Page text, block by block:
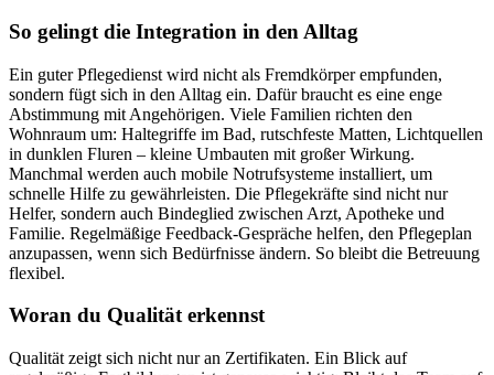
So gelingt die Integration in den Alltag
Ein guter Pflegedienst wird nicht als Fremdkörper empfunden,
sondern fügt sich in den Alltag ein. Dafür braucht es eine enge
Abstimmung mit Angehörigen. Viele Familien richten den
Wohnraum um: Haltegriffe im Bad, rutschfeste Matten, Lichtquellen
in dunklen Fluren – kleine Umbauten mit großer Wirkung.
Manchmal werden auch mobile Notrufsysteme installiert, um
schnelle Hilfe zu gewährleisten. Die Pflegekräfte sind nicht nur
Helfer, sondern auch Bindeglied zwischen Arzt, Apotheke und
Familie. Regelmäßige Feedback-Gespräche helfen, den Pflegeplan
anzupassen, wenn sich Bedürfnisse ändern. So bleibt die Betreuung
flexibel.
Woran du Qualität erkennst
Qualität zeigt sich nicht nur an Zertifikaten. Ein Blick auf